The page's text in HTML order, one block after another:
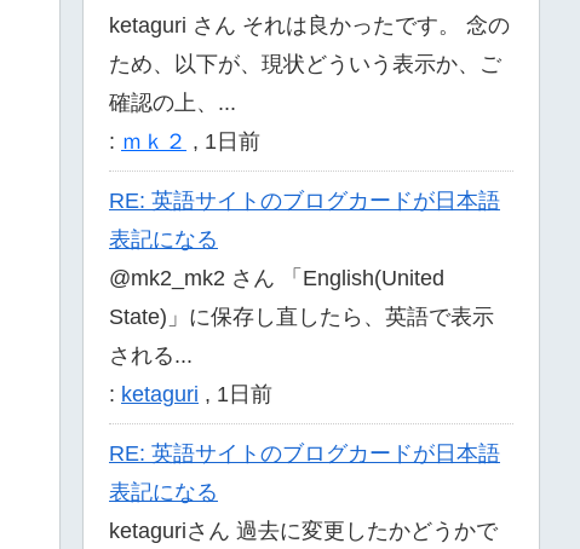
ketaguri さん それは良かったです。 念の
ため、以下が、現状どういう表示か、ご
確認の上、...
: ｍｋ２ , 1日前
RE: 英語サイトのブログカードが日本語
表記になる
@mk2_mk2 さん 「English(United
State)」に保存し直したら、英語で表示
される...
: ketaguri , 1日前
RE: 英語サイトのブログカードが日本語
表記になる
ketaguriさん 過去に変更したかどうかで